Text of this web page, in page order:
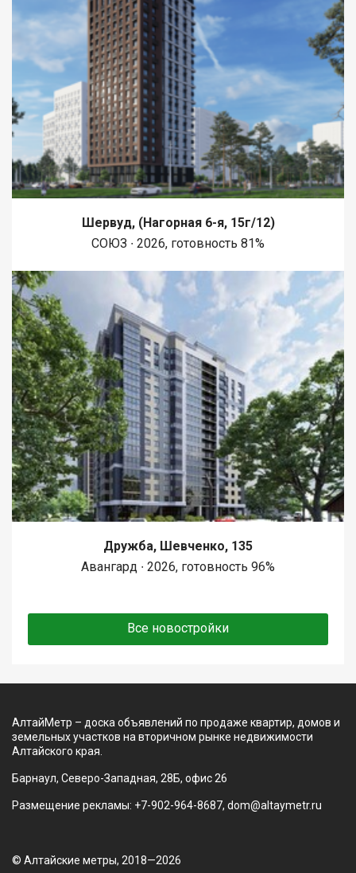
Шервуд, (Нагорная 6-я, 15г/12)
СОЮЗ ∙ 2026, готовность 81%
Дружба, Шевченко, 135
Авангард ∙ 2026, готовность 96%
Все новостройки
АлтайМетр – доска объявлений по продаже квартир, домов и
земельных участков на вторичном рынке недвижимости
Алтайского края.
Барнаул, Северо-Западная, 28Б, офис 26
Размещение рекламы: +7-902-964-8687, dom@altaymetr.ru
© Алтайские метры, 2018—2026